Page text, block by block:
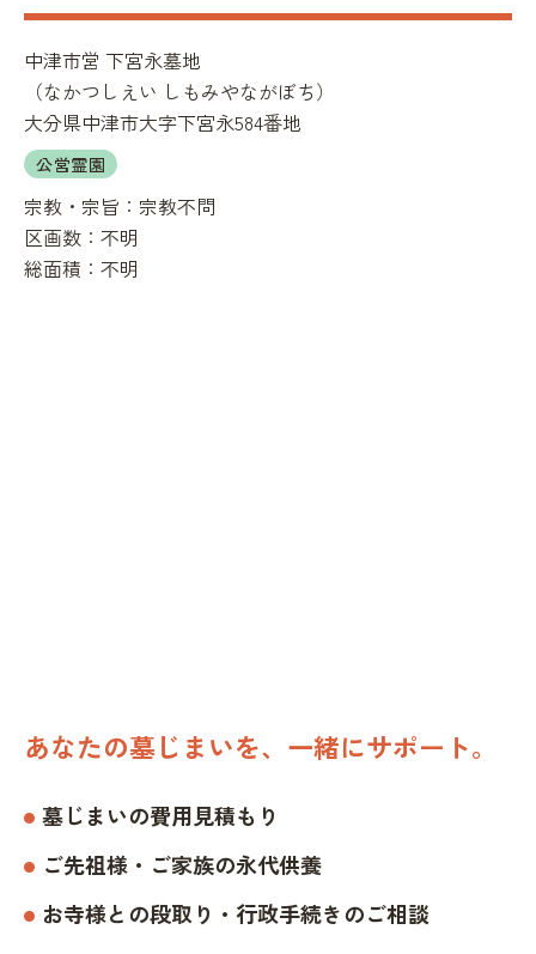
中津市営 下宮永墓地
（なかつしえい しもみやながぼち）
大分県中津市大字下宮永584番地
公営霊園
宗教・宗旨： 宗教不問
区画数： 不明
総面積： 不明
あなたの墓じまいを、一緒にサポート。
墓じまいの費用見積もり
ご先祖様・ご家族の永代供養
お寺様との段取り・行政手続きのご相談